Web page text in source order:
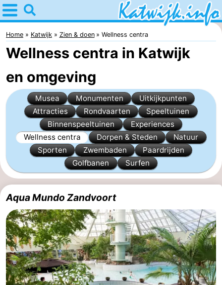
Home
Katwijk
Tips
Voor
kinderen
Overnachten
Appartementen
Campings
Hotels
-
De
Noordduinen
-
Duinrell
Last
minutes
Strand
Home Katwijk Zien & doen Wellness centra
Wellness centra in Katwijk
en omgeving
Musea Monumenten
Uitkijkpunten
Attracties
Rondvaarten
Speeltuinen
Binnenspeeltuinen
Experiences
Wellness centra
Dorpen & Steden
Natuur
Sporten
Zwembaden
Paardrijden
Golfbanen
Surfen
Aqua Mundo Zandvoort